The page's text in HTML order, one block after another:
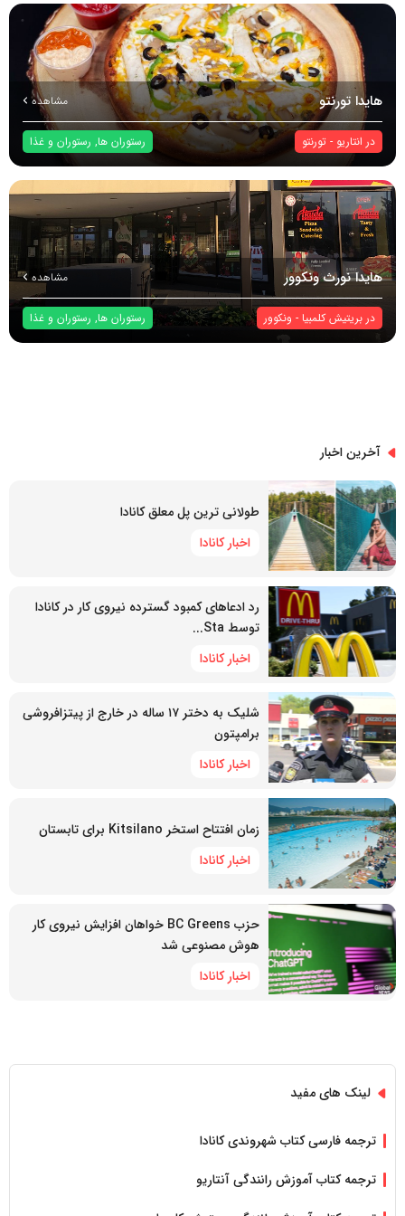
هایدا تورنتو مشاهده
در انتاریو - تورنتو رستوران ها, رستوران و غذا
هایدا نورث ونکوور مشاهده
در بریتیش کلمبیا - ونکوور رستوران ها, رستوران و غذا
آخرین اخبار
طولانی ترین پل معلق کانادا
اخبار کانادا
رد ادعاهای کمبود گسترده نیروی کار در کانادا
توسط Sta...
اخبار کانادا
شلیک به دختر ۱۷ ساله در خارج از پیتزافروشی
برامپتون
اخبار کانادا
زمان افتتاح استخر Kitsilano برای تابستان
اخبار کانادا
حزب BC Greens خواهان افزایش نیروی کار
هوش مصنوعی شد
اخبار کانادا
لینک های مفید
ترجمه فارسی کتاب شهروندی کانادا
ترجمه کتاب آموزش رانندگی آنتاریو